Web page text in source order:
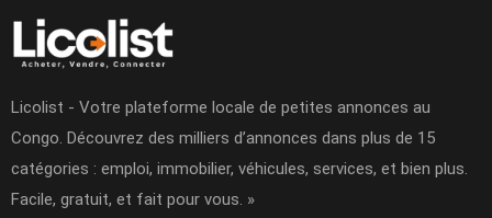
Licolist - Votre plateforme locale de petites annonces au
Congo. Découvrez des milliers d’annonces dans plus de 15
catégories : emploi, immobilier, véhicules, services, et bien plus.
Facile, gratuit, et fait pour vous. »